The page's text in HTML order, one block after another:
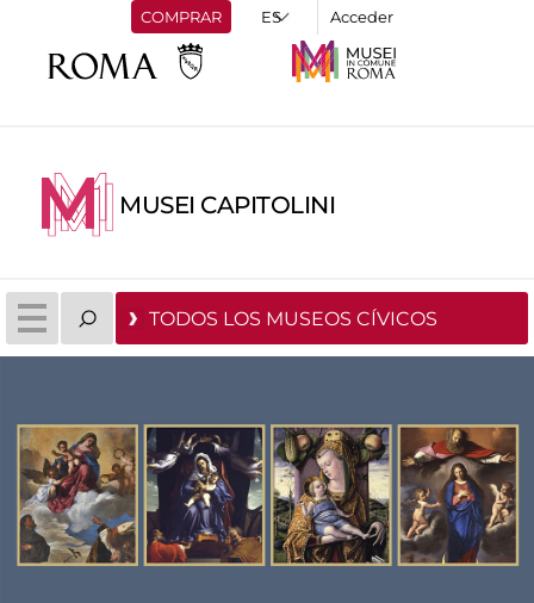
COMPRAR Acceder
MUSEI CAPITOLINI
TODOS LOS MUSEOS CÍVICOS